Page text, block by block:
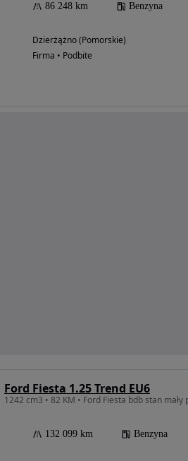
86 248 km Benzyna
Dzierżążno (Pomorskie)
Firma • Podbite
Ford Fiesta 1.25 Trend EU6
1242 cm3 • 82 KM • Ford Fiesta bdb stan
132 099 km Benzyna